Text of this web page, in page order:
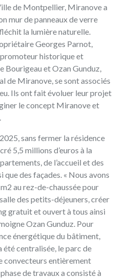
de Montpellier, Miranove a
mur de panneaux de verre
la lumière naturelle.
Georges Parnot,
promoteur historique et
et Ozan Gunduz,
de Miranove, se sont associés
Ils ont fait évoluer leur projet
le concept Miranove et
sans fermer la résidence
5,5 millions d’euros à la
de l’accueil et des
que des façades. « Nous avons
au rez-de-chaussée pour
des petits-déjeuners, créer
gratuit et ouvert à tous ainsi
Ozan Gunduz. Pour
énergétique du bâtiment,
été centralisée, le parc de
convecteurs entièrement
de travaux a consisté à